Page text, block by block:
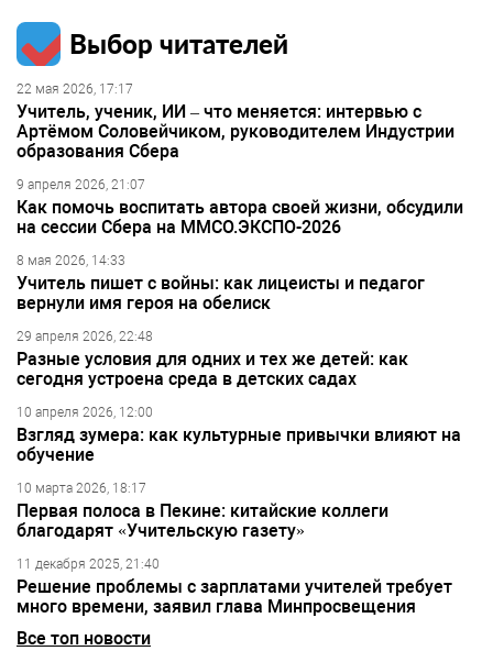
Выбор читателей
22 мая 2026, 17:17
Учитель, ученик, ИИ – что меняется: интервью с
Артёмом Соловейчиком, руководителем Индустрии
образования Сбера
9 апреля 2026, 21:07
Как помочь воспитать автора своей жизни, обсудили
на сессии Сбера на ММСО.ЭКСПО-2026
8 мая 2026, 14:33
Учитель пишет с войны: как лицеисты и педагог
вернули имя героя на обелиск
29 апреля 2026, 22:48
Разные условия для одних и тех же детей: как
сегодня устроена среда в детских садах
10 апреля 2026, 12:00
Взгляд зумера: как культурные привычки влияют на
обучение
10 марта 2026, 18:17
Первая полоса в Пекине: китайские коллеги
благодарят «Учительскую газету»
11 декабря 2025, 21:40
Решение проблемы с зарплатами учителей требует
много времени, заявил глава Минпросвещения
Все топ новости